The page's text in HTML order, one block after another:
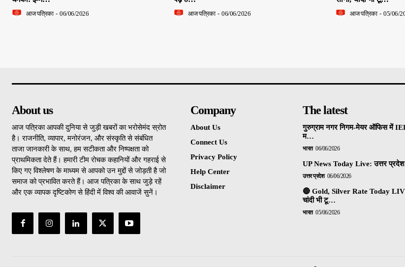
आज पत्रिका - 06/06/2026 आज पत्रिका - 06/06/2026 आज पत्रिका - 05/06/
About us
आज पत्रिका आपकी दुनिया से जुड़ी खबरों का भरोसेमंद स्रोत
है। राजनीति, व्यापार, मनोरंजन, और संस्कृति से संबंधित
ताजा जानकारी के साथ, हम सटीकता और निष्पक्षता को
प्राथमिकता देते हैं। हमारी टीम रोचक कहानियों और गहराई से
किए गए विश्लेषण के माध्यम से आपको उन मुद्दों से जोड़ती है जो
समाज को प्रभावित करते हैं। आज पत्रिका के साथ जुड़े रहें
और एक व्यापक दृष्टिकोण से हिंदी में विश्व की आवाजें सुनें।
Company
About Us
Connect Us
Privacy Policy
Help Center
Disclaimer
The latest
गुरुग्राम नगर निगम-मेयर ऑफिस में
म…
भारत 06/06/2026
UP News Today Live: उत्तर
उत्तर प्रदेश 06/06/2026
🔴 Gold, Silver Rate Today
चांदी भी टू…
भारत 05/06/2026